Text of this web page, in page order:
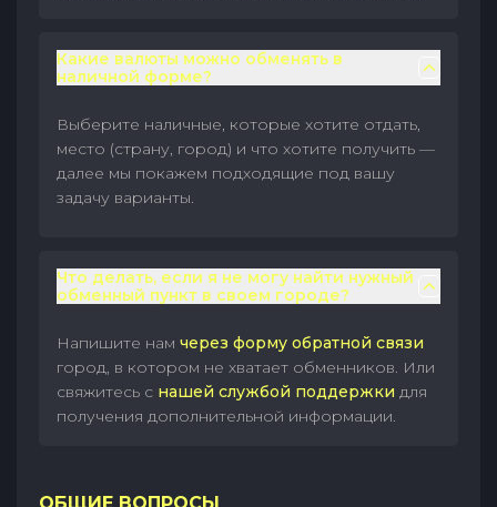
Какие валюты можно обменять в
наличной форме?
Выберите наличные, которые хотите отдать,
место (страну, город) и что хотите получить —
далее мы покажем подходящие под вашу
задачу варианты.
Что делать, если я не могу найти нужный
обменный пункт в своем городе?
Напишите нам через форму обратной связи
город, в котором не хватает обменников. Или
свяжитесь с нашей службой поддержки для
получения дополнительной информации.